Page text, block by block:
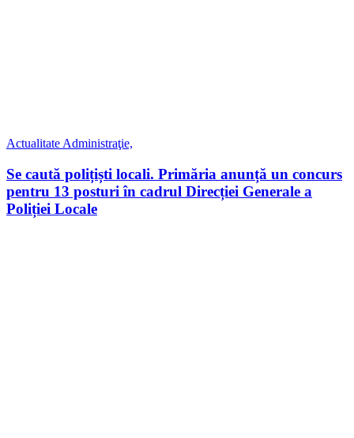
Actualitate Administraţie,
Se caută polițiști locali. Primăria anunță un concurs
pentru 13 posturi în cadrul Direcției Generale a
Poliției Locale